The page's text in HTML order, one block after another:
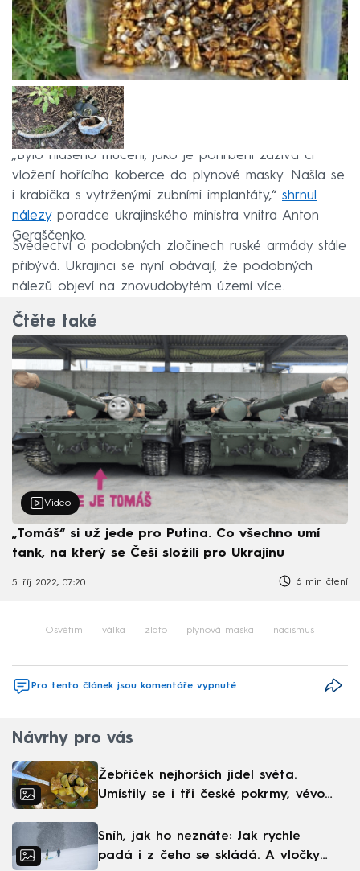
„Bylo hlášeno mučení, jako je pohřbení zaživa či
vložení hořícího koberce do plynové masky. Našla se
i krabička s vytrženými zubními implantáty,“ shrnul
nálezyporadce ukrajinského ministra vnitra Anton
Geraščenko.
Svědectví o podobných zločinech ruské armády stále
přibývá. Ukrajinci se nyní obávají, že podobných
nálezů objeví na znovudobytém území více.
Čtěte také
Video
„Tomáš“ si už jede pro Putina. Co všechno umí
tank, na který se Češi složili pro Ukrajinu
5. říj 2022, 07:20 6 min čtení
Osvětim válka zlato plynová maska nacismus
Pro tento článek jsou komentáře vypnuté
Návrhy pro vás
Žebříček nejhorších jídel světa.
Umístily se i tři české pokrmy, vévodí
Sníh, jak ho neznáte: Jak rychle
padá i z čeho se skládá. A vločky